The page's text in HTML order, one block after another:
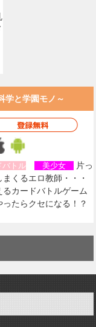
学と学園モノ～
バトル 美少女
片っ
くるエロ教師・・・
カードバトルゲーム
たらクセになる！？